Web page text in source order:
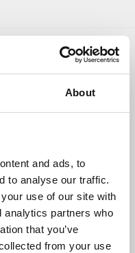
About
and ads, to
to analyse our traffic.
use of our site with
analytics partners who
that you’ve
from your use